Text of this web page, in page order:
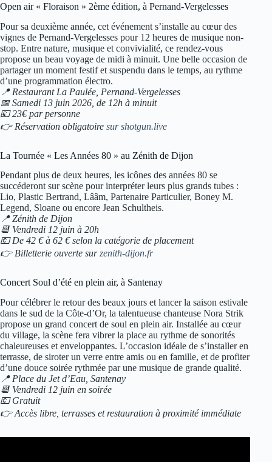
Open air « Floraison » 2ème édition, à Pernand-Vergelesses
Pour sa deuxième année, cet événement s’installe au cœur des
vignes de Pernand-Vergelesses pour 12 heures de musique non-
stop. Entre nature, musique et convivialité, ce rendez-vous
propose un beau voyage de midi à minuit. Une belle occasion de
partager un moment festif et suspendu dans le temps, au rythme
d’une programmation électro.
📍 Restaurant La Paulée, Pernand-Vergelesses
📅 Samedi 13 juin 2026, de 12h à minuit
💶 23€ par personne
👉 Réservation obligatoire sur shotgun.live
La Tournée « Les Années 80 » au Zénith de Dijon
Pendant plus de deux heures, les icônes des années 80 se
succéderont sur scène pour interpréter leurs plus grands tubes :
Lio, Plastic Bertrand, Lââm, Partenaire Particulier, Boney M.
Legend, Sloane ou encore Jean Schultheis.
📍 Zénith de Dijon
📆 Vendredi 12 juin à 20h
💶 De 42 € à 62 € selon la catégorie de placement
👉 Billetterie ouverte surzenith-dijon.fr
Concert Soul d’été en plein air, à Santenay
Pour célébrer le retour des beaux jours et lancer la saison estivale
dans le sud de la Côte-d’Or, la talentueuse chanteuse Nora Strik
propose un grand concert de soul en plein air. Installée au cœur
du village, la scène fera vibrer la place au rythme de sonorités
chaleureuses et enveloppantes. L’occasion idéale de s’installer en
terrasse, de siroter un verre entre amis ou en famille, et de profiter
d’une douce soirée rythmée par une musique de grande qualité.
📍 Place du Jet d’Eau, Santenay
📆 Vendredi 12 juin en soirée
💶 Gratuit
👉 Accès libre, terrasses et restauration à proximité immédiate